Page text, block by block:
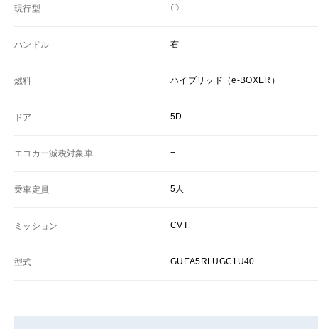
現行型 〇
ハンドル 右
燃料 ハイブリッド（e-BOXER）
ドア 5D
エコカー減税対象車 −
乗車定員 5人
ミッション CVT
型式 GUEA5RLUGC1U40